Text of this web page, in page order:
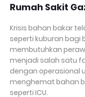
Rumah Sakit
Krisis bahan bakar
seperti kuburan bagi
membutuhkan
menjadi salah satu
dengan operasional
menghemat bahan
seperti ICU.